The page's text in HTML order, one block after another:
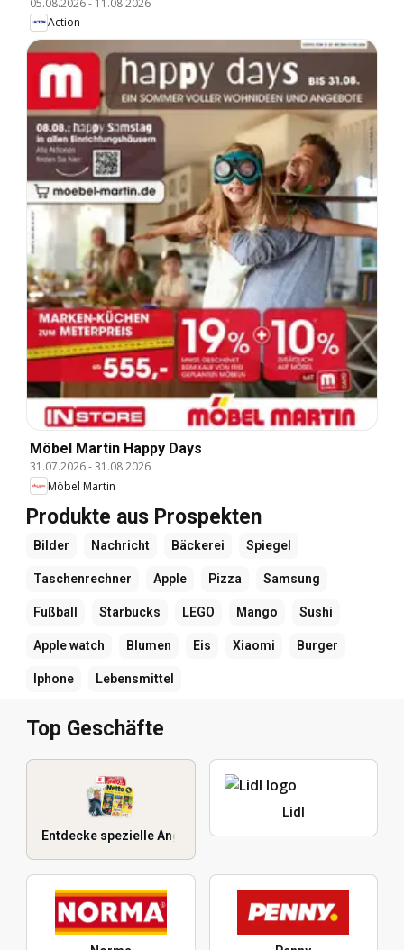
Action
Möbel Martin Happy Days
31.07.2026-31.08.2026
Möbel Martin
Produkte aus Prospekten
Bilder Nachricht Bäckerei Spiegel
Taschenrechner Apple Pizza Samsung
Fußball Starbucks LEGO Mango Sushi
Apple watch Blumen Eis Xiaomi Burger
Iphone Lebensmittel
Top Geschäfte
Entdecke spezielle Angebote
Lidl